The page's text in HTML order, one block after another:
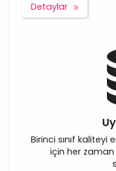
Detaylar
Birinci sınıf kaliteyi
için her